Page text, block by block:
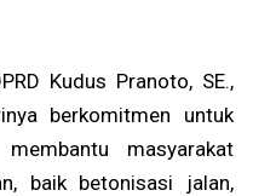
Kudus Pranoto, SE.,
berkomitmen untuk
masyarakat
baik betonisasi jalan,